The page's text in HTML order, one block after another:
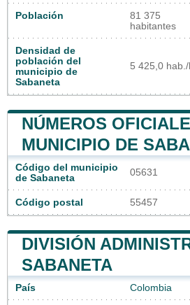
Población
81 375
habitantes
Densidad de
población del
municipio de
Sabaneta
5 425,0 hab./
NÚMEROS
MUNICIPIO DE
Código del municipio
de Sabaneta
05631
Código postal 55457
DIVISIÓN
SABANETA
País Colombia